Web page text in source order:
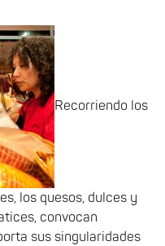
Recorriendo los
los quesos, dulces y
convocan
sus singularidades